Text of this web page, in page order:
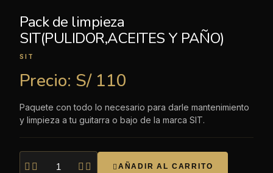
Pack de limpieza
SIT(PULIDOR,ACEITES Y PAÑO)
SIT
Precio: S/ 110
Paquete con todo lo necesario para darle mantenimiento
y limpieza a tu guitarra o bajo de la marca SIT.
     AÑADIR AL CARRITO